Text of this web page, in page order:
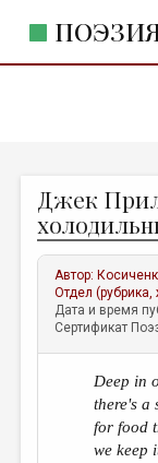
ЖАНРЫ
АВТОРЫ
КОММЕНТАРИИ
ЛИТСАЛОН
ПРАВИЛА САЙТА
ОТДЕЛЫ И РУБРИКИ
Джек
Автор:
Отдел
Дата и время
Сертификат
Deep in
there's a
for food
we keep it,